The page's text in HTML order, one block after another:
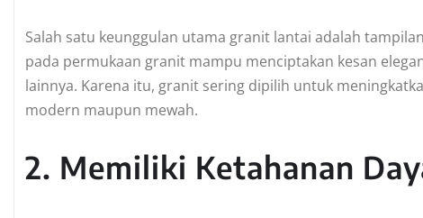
Salah satu keunggulan utama granit lantai adalah
pada permukaan granit mampu menciptakan kesan
lainnya. Karena itu, granit sering dipilih untuk
modern maupun mewah.
2. Memiliki Ketahanan